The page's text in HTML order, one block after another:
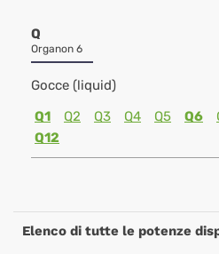
Q
Organon 6
Gocce (liquid)
Q1
Q2 Q3 Q4 Q5 Q6
Q12
Elenco di tutte le potenze